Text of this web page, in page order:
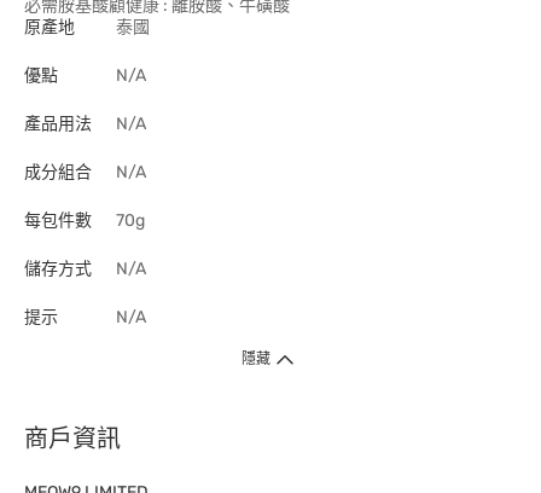
必需胺基酸顧健康 : 離胺酸、牛磺酸
原產地
泰國
優點 N/A
產品用法 N/A
成分組合 N/A
每包件數 70g
儲存方式 N/A
提示 N/A
隱藏
商戶資訊